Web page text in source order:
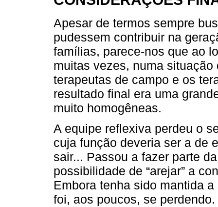
Apesar de termos sempre
pudessem contribuir na
famílias, parece-nos que ao
muitas vezes, numa
terapeutas de campo e os
resultado final era uma
muito homogêneas.
A equipe reflexiva perdeu o
cuja função deveria ser a de
sair... Passou a fazer parte
possibilidade de “arejar” a
Embora tenha sido mantida
foi, aos poucos, se perdendo.